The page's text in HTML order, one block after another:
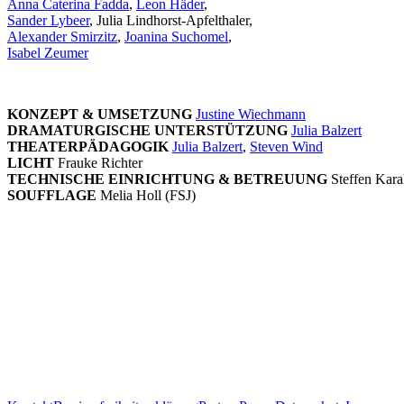
Anna Caterina Fadda, Leon Häder,
Sander Lybeer, Julia Lindhorst-Apfelthaler,
Alexander Smirzitz, Joanina Suchomel,
Isabel Zeumer
KONZEPT & UMSETZUNG Justine Wiechmann
DRAMATURGISCHE UNTERSTÜTZUNG Julia Balzert
THEATERPÄDAGOGIK Julia Balzert, Steven Wind
LICHT Frauke Richter
TECHNISCHE EINRICHTUNG & BETREUUNG Steffen
SOUFFLAGE Melia Holl (FSJ)